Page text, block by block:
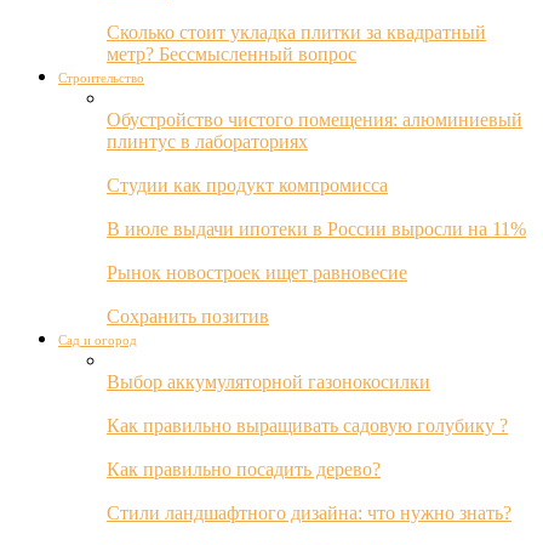
Сколько стоит укладка плитки за квадратный
метр? Бессмысленный вопрос
Строительство
Обустройство чистого помещения: алюминиевый
плинтус в лабораториях
Студии как продукт компромисса
В июле выдачи ипотеки в России выросли на 11%
Рынок новостроек ищет равновесие
Сохранить позитив
Сад и огород
Выбор аккумуляторной газонокосилки
Как правильно выращивать садовую голубику ?
Как правильно посадить дерево?
Стили ландшафтного дизайна: что нужно знать?